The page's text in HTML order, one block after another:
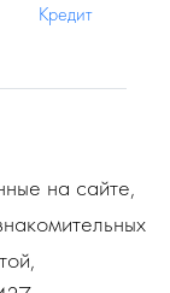
Кредит
на сайте,